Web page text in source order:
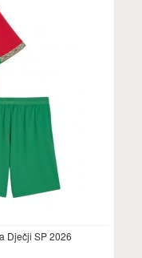
Dječji SP 2026